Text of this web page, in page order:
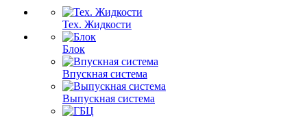
Тех. Жидкости
Блок
Впускная система
Выпускная система